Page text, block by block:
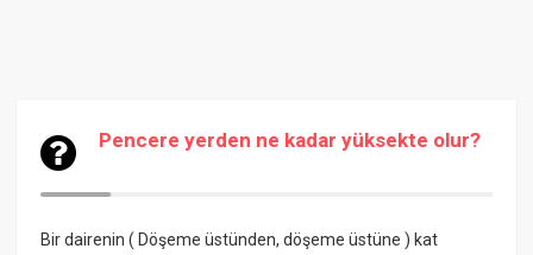
Pencere yerden ne kadar yüksekte olur?
Bir dairenin ( Döşeme üstünden, döşeme üstüne ) kat